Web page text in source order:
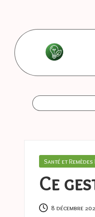
content
L
e
s
o
n
n
astuces
Posted
Santé et
Ce
8 décembre